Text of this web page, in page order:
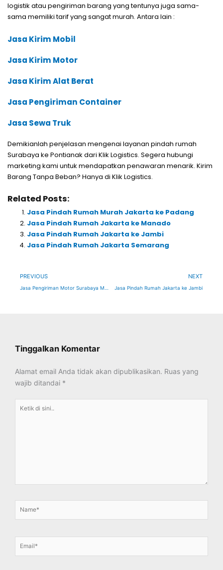
logistik atau pengiriman barang yang tentunya juga sama-
sama memiliki tarif yang sangat murah. Antara lain :
Jasa Kirim Mobil
Jasa Kirim Motor
Jasa Kirim Alat Berat
Jasa Pengiriman Container
Jasa Sewa Truk
Demikianlah penjelasan mengenai layanan pindah rumah
Surabaya ke Pontianak dari Klik Logistics. Segera hubungi
marketing kami untuk mendapatkan penawaran menarik. Kirim
Barang Tanpa Beban? Hanya di Klik Logistics.
Related Posts:
Jasa Pindah Rumah Murah Jakarta ke Padang
Jasa Pindah Rumah Jakarta ke Manado
Jasa Pindah Rumah Jakarta ke Jambi
Jasa Pindah Rumah Jakarta Semarang
Prev
PREVIOUS NEXT
Jasa Pindah Rumah Jakarta ke Jambi
Tinggalkan Komentar
Alamat email Anda tidak akan dipublikasikan. Ruas yang
wajib ditandai *
Ketik
Name*
Email*